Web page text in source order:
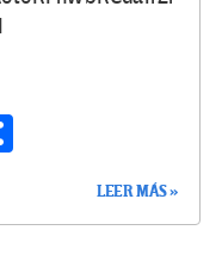
LEER MÁS »